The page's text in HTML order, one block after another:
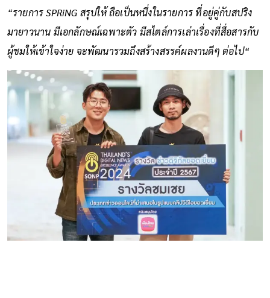
“รายการ SPRiNG สรุปให้ ถือเป็นหนึ่งในรายการ ที่อยู่คู่กับสปริง
มายาวนาน มีเอกลักษณ์เฉพาะตัว มีสไตล์การเล่าเรื่องที่สื่อสารกับ
ผู้ชมให้เข้าใจง่าย จะพัฒนารวมถึงสร้างสรรค์ผลงานดีๆ ต่อไป“